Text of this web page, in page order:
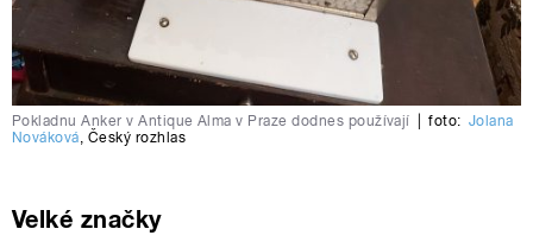
Pokladnu Anker v Antique Alma v Praze dodnes používají foto: Jolana
Nováková, Český rozhlas
Velké značky